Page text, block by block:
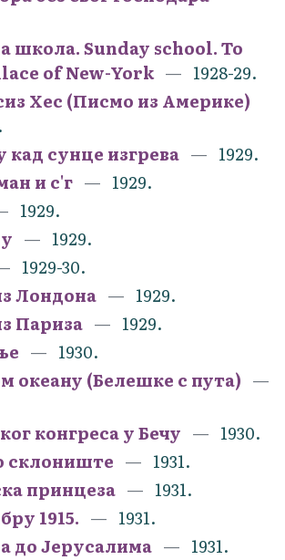
школа. Sunday school. To
of New-York
1928-29.
Хес (Писмо из Америке)
кад сунце изгрева
1929.
и с'г
1929.
1929.
1929.
1929-30.
Лондона
1929.
Париза
1929.
1930.
океану (Белешке с пута)
конгреса у Бечу
1930.
1931.
принцеза
1931.
1915.
1931.
до Јерусалима
1931.